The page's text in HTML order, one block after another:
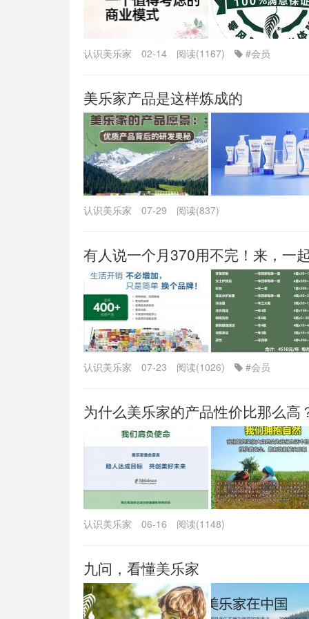
认识美乐家 02-14 阅读(1167) #会员
美乐家产品是这样炼成的
认识美乐家 07-29 阅读(837)
有人说一个月370用不完！来，一
认识美乐家 07-23 阅读(1026) #会员
为什么美乐家的产品性价比那么高
认识美乐家 06-16 阅读(1148)
九问，看懂美乐家